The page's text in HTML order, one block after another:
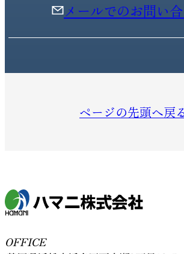
メールでのお問い
ページの先頭へ戻
OFFICE